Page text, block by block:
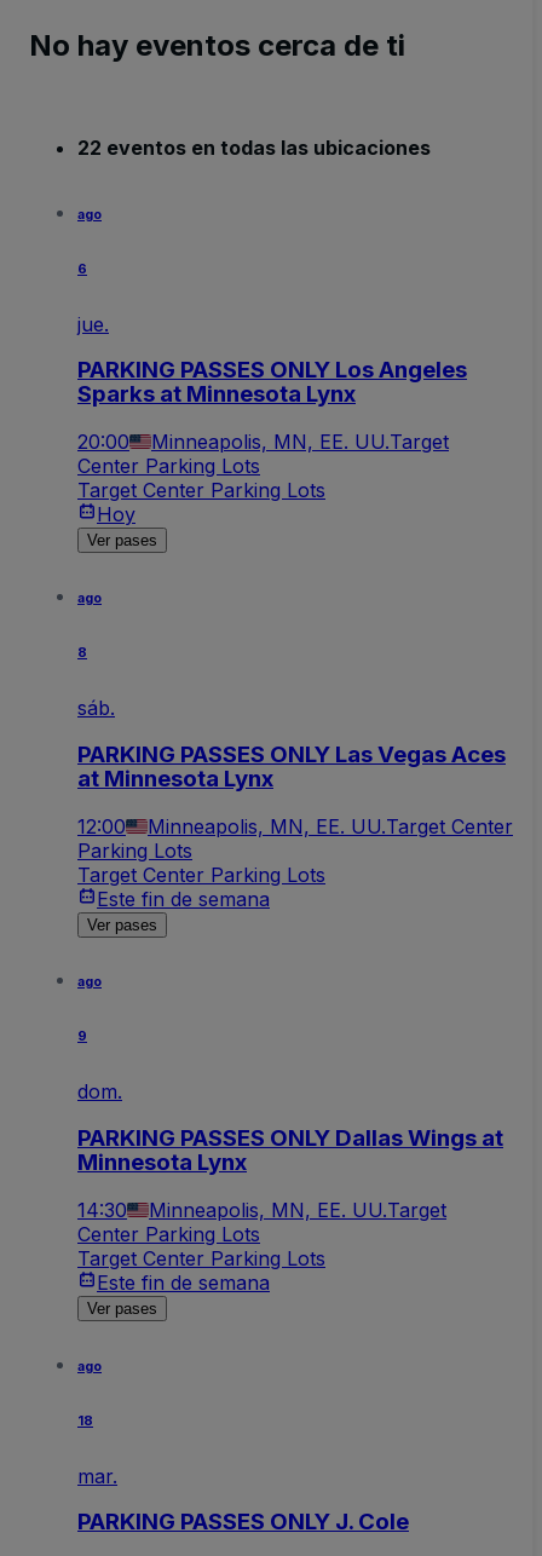
No hay eventos cerca de ti
22 eventos en todas las ubicaciones
ago
6
jue.
PARKING PASSES ONLY Los Angeles
Sparks at Minnesota Lynx
20:00 Minneapolis, MN, EE. UU.Target
Center Parking Lots
Target Center Parking Lots
Hoy
Ver pases
ago
8
sáb.
PARKING PASSES ONLY Las Vegas Aces
at Minnesota Lynx
12:00 Minneapolis, MN, EE. UU.Target Center
Parking Lots
Target Center Parking Lots
Este fin de semana
Ver pases
ago
9
dom.
PARKING PASSES ONLY Dallas Wings at
Minnesota Lynx
14:30 Minneapolis, MN, EE. UU.Target
Center Parking Lots
Target Center Parking Lots
Este fin de semana
Ver pases
ago
18
mar.
PARKING PASSES ONLY J. Cole